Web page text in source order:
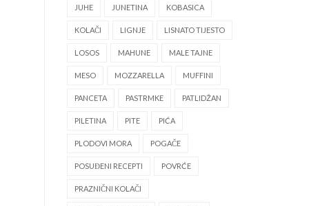
JUHE JUNETINA KOBASICA
KOLAČI LIGNJE LISNATO TIJESTO
LOSOS MAHUNE MALE TAJNE
MESO MOZZARELLA MUFFINI
PANCETA PASTRMKE PATLIDŽAN
PILETINA PITE PIĆA
PLODOVI MORA POGAČE
POSUĐENI RECEPTI POVRĆE
PRAZNIČNI KOLAČI